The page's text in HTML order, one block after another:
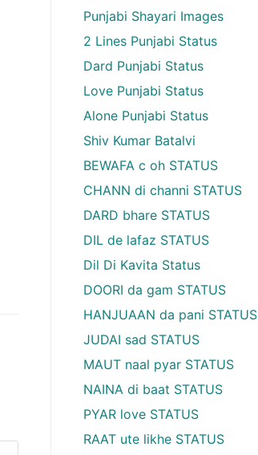
Punjabi Shayari Images
2 Lines Punjabi Status
Dard Punjabi Status
Love Punjabi Status
Alone Punjabi Status
Shiv Kumar Batalvi
BEWAFA c oh STATUS
CHANN di channi STATUS
DARD bhare STATUS
DIL de lafaz STATUS
Dil Di Kavita Status
DOORI da gam STATUS
HANJUAAN da pani STATUS
JUDAI sad STATUS
MAUT naal pyar STATUS
NAINA di baat STATUS
PYAR love STATUS
RAAT ute likhe STATUS